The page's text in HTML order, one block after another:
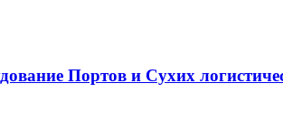
Портов и Сухих